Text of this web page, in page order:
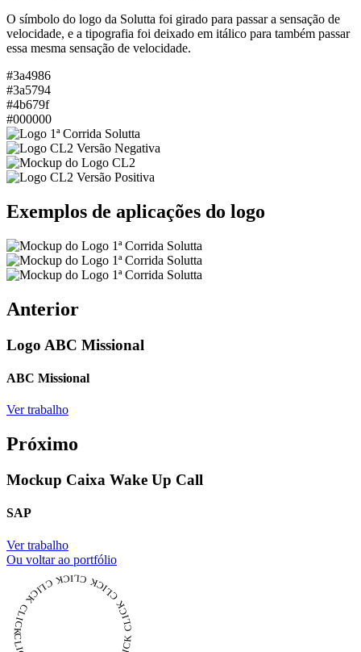
O símbolo do logo da Solutta foi girado para passar a sensação de
velocidade, e a tipografia foi deixado em itálico para também passar
essa mesma sensação de velocidade.
#3a4986
#3a5794
#4b679f
#000000
Exemplos de aplicações do logo
Anterior
Logo ABC Missional
ABC Missional
Ver trabalho
Próximo
Mockup Caixa Wake Up Call
SAP
Ver trabalho
Ou voltar ao portfólio